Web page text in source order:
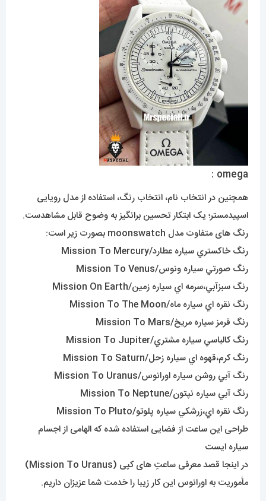
omega :
همچنین در انتخاب نام، انتخاب رنگ، استفاده از مدل رویایی
اسپیدمستر؛ یک ابتکار تحسین برانگیز به وضوح قابل مشاهدست.
رنگ های متفاوت مدل moonswatch بصورت زیر است:
رنگ خاکستري سياره عطارد/Mission To Mercury
رنگ صورتي سياره ونوس/Mission To Venus
رنگ سبزآبي،سرمه اي سياره زمين/Mission On Earth
رنگ نقره اي سياره ماه/Mission To The Moon
رنگ قرمز سياره مريخ/Mission To Mars
رنگ کالباسي سياره مشتري/Mission To Jupiter
رنگ کرم،قهوه اي سياره زحل/Mission To Saturn
رنگ آبي روشن سياره اورانوس/Mission To Uranus
رنگ آبي سياره نپتون/Mission To Neptune
رنگ نقره اي،زرشکي سياره پلوتو/Mission To Pluto
طراحی این ساعت از فضایی استفاده شده که الهامی از اجسام
سیاره ایست
در اینجا قصد معرفی ساعتِ های کپی (Mission To Uranus)
مأموریت به اورانوس این کار زیبا را خدمت شما عزیزان داریم.